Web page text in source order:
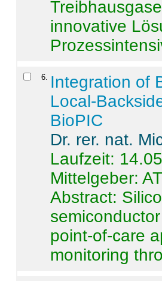
innovative
6
Integration of
Local-
BioPIC
Dr. rer. nat.
Laufzeit:
Mittelgeber:
Abstract:
point-of-care
monitoring